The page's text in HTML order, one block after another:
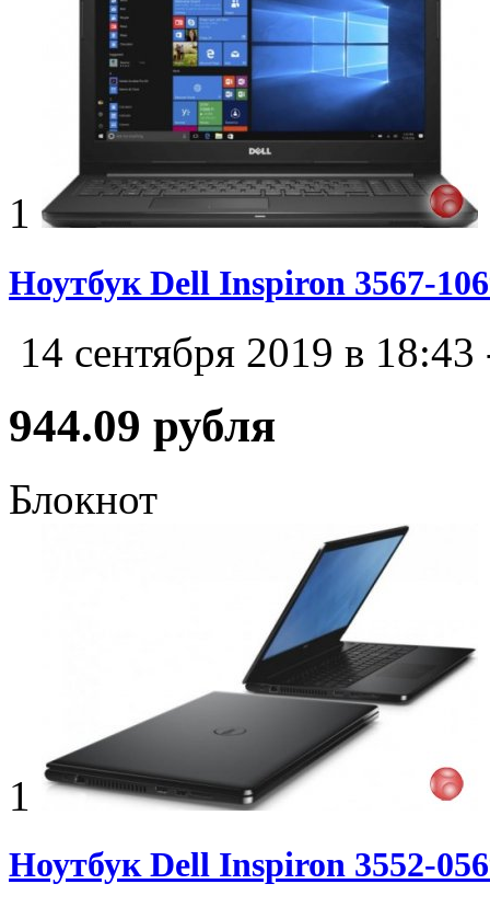
1
Ноутбук Dell Inspiron 3567-
14 сентября 2019 в
944.09 рубля
Блокнот
1
Ноутбук Dell Inspiron 3552-